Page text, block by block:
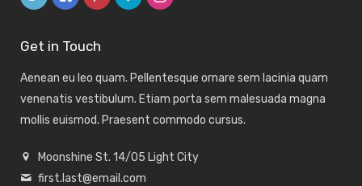
Get in Touch
Aenean eu leo quam. Pellentesque ornare sem lacinia quam
venenatis vestibulum. Etiam porta sem malesuada magna
mollis euismod. Praesent commodo cursus.
Moonshine St. 14/05 Light City
first.last@email.com